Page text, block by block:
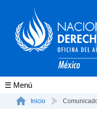
Conócenos
Inicio